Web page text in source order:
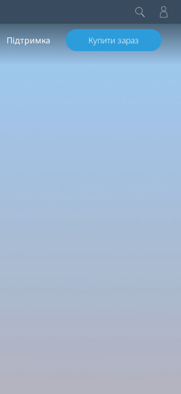
Підтримка Купити зараз